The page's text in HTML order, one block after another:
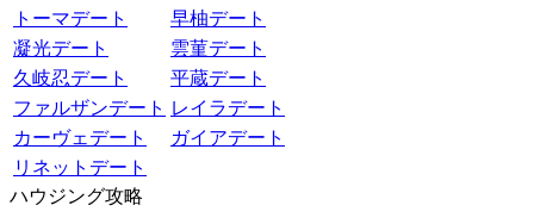
トーマデート
早柚デート
凝光デート
雲菫デート
久岐忍デート
平蔵デート
ファルザンデート レイラデート
カーヴェデート
ガイアデート
リネットデート
ハウジング攻略